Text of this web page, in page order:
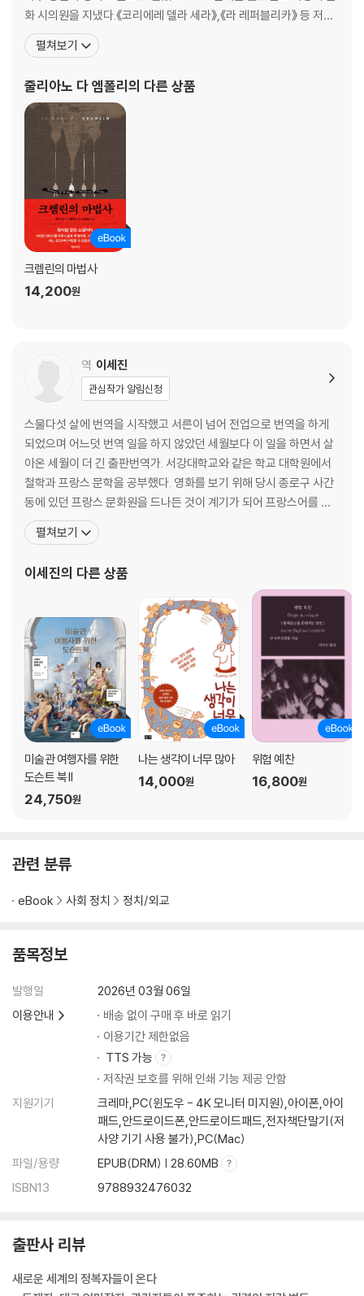
화 시의원을 지냈다.《코리에레 델라 세라》,《라 레퍼블리카》 등 저명
한 신문에 정치 비평 글을 연재하며 저널리스트로 활동했다. 1996년
첫 비평집《우리에게 다가올 위대한 미래Un grande futuro dietro
을 발표했다. 첫 소설인《크렘린의
펼쳐보기
줄리아노 다 엠폴리 의 다른 상품
크렘린의 마법사
14,200원
역 이세진
관심작가 알림신청
스물다섯 살에 번역을 시작했고 서른이 넘어 전업으로 번역을 하게
되었으며 어느덧 번역 일을 하지 않았던 세월보다 이 일을 하면서 살
아온 세월이 더 긴 출판번역가. 서강대학교와 같은 학교 대학원에서
철학과 프랑스 문학을 공부했다. 영화를 보기 위해 당시 종로구 사간
동에 있던 프랑스 문화원을 드나든 것이 계기가 되어 프랑스어를 배
우기 시작했고, 프랑스 문학에 매력을 느껴 대학원에서 계속 공부할
마음을 먹게 되었다. 공부를 하기 위해 프랑스에도 잠시 다녀왔지만,
들였던 번역 일로 돌아왔다. 처음에는 진지하게 직업으
펼쳐보기
이세진의 다른 상품
미술관 여행자를 위한
도슨트 북 II
24,750원
나는 생각이 너무 많아
14,000원
위험 예찬
16,800원
관련 분류
eBook 사회 정치 정치/외교
품목정보
발행일
2026년 03월 06일
이용안내
배송 없이 구매 후 바로 읽기
이용기간 제한없음
TTS 가능
저작권 보호를 위해 인쇄 기능 제공 안함
지원기기
크레마,PC(윈도우 - 4K 모니터 미지원),아이폰,아이
패드,안드로이드폰,안드로이드패드,전자책단말기(저
사양 기기 사용 불가),PC(Mac)
파일/용량
EPUB(DRM) | 28.60MB
ISBN13
9788932476032
출판사 리뷰
새로운 세계의 정복자들이 온다